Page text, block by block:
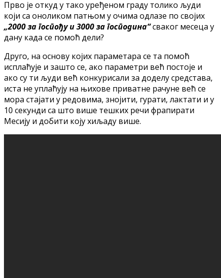
Прво је откуд у тако уређеном граду толико људи
који са оноликом патњом у очима одлазе по својих
„2000 за госпођу и 3000 за господина“сваког месеца у
дану када се помоћ дели?
Друго, на основу којих параметара се та помоћ
исплаћује и зашто се, ако параметри већ постоје и
ако су ти људи већ конкурисали за доделу средстава,
иста не уплаћују на њихове приватне рачуне већ се
мора стајати у редовима, знојити, гурати, лактати и у
10 секунди са што више тешких речи фрапирати
Месију и добити коју хиљаду више.